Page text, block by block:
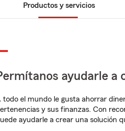
Productos y servicios
ayudarle a
todo el mundo le gusta ahorrar
y sus finanzas. Con
ayudarle a crear una solución